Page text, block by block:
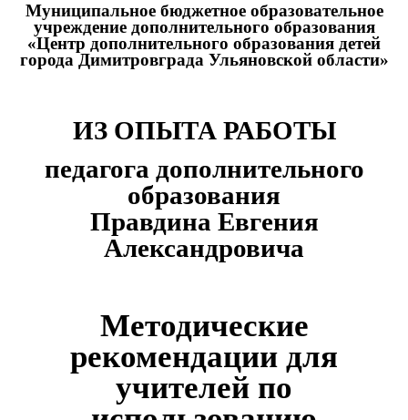
Муниципальное бюджетное образовательное
учреждение дополнительного образования
«Центр дополнительного образования детей
города Димитровграда Ульяновской области»
ИЗ ОПЫТА РАБОТЫ
педагога дополнительного
образования
Правдина Евгения
Александровича
Методические
рекомендации для
учителей по